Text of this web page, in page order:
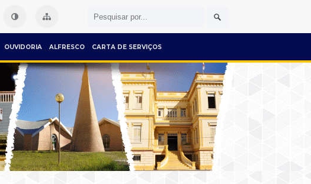
OUVIDORIA ALFRESCO CARTA DE SERVIÇOS